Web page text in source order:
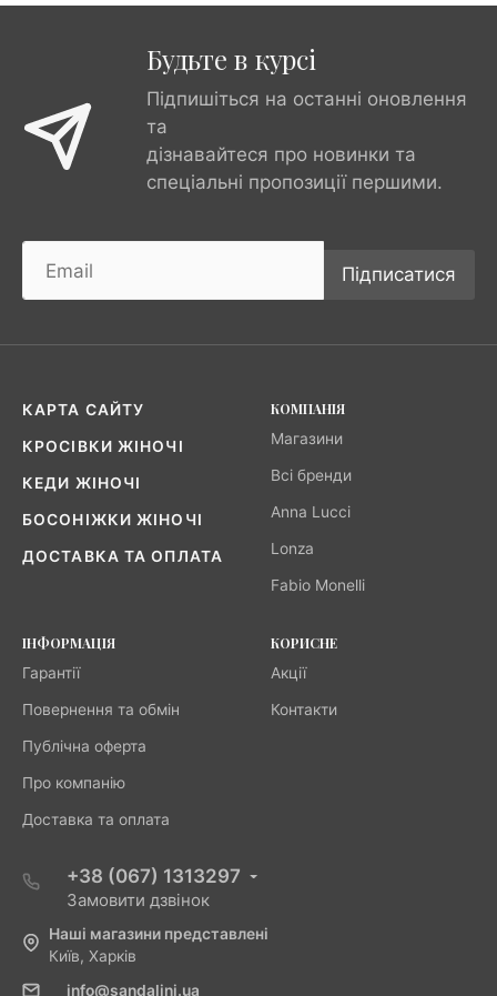
Будьте в курсі
Підпишіться на останні оновлення
та
дізнавайтеся про новинки та
спеціальні пропозиції першими.
Підписатися
КАРТА САЙТУ
КРОСІВКИ ЖІНОЧІ
КЕДИ ЖІНОЧІ
БОСОНІЖКИ ЖІНОЧІ
ДОСТАВКА ТА ОПЛАТА
КОМПАНІЯ
Магазини
Всі бренди
Anna Lucci
Lonza
Fabio Monelli
ІНФОРМАЦІЯ
Гарантії
Повернення та обмін
Публічна оферта
Про компанію
Доставка та оплата
КОРИСНЕ
Акції
Контакти
+38 (067) 1313297
Замовити дзвінок
Наші магазини представлені
Київ, Харків
info@sandalini.ua